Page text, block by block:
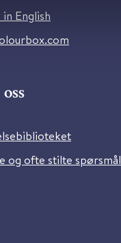
English
og ofte stilte spørsmål